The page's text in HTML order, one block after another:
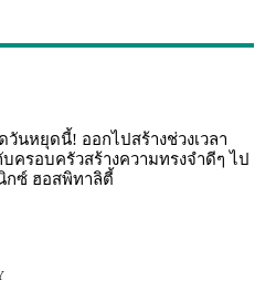
นหยุดนี้! ออกไปสร้างช่วงเวลา
ครอบครัวสร้างความทรงจำดีๆ ไป
กซ์ ฮอสพิทาลิตี้